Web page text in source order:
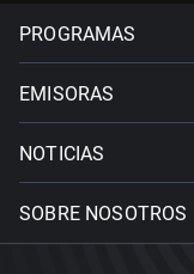
PROGRAMAS
EMISORAS
NOTICIAS
SOBRE NOSOTROS